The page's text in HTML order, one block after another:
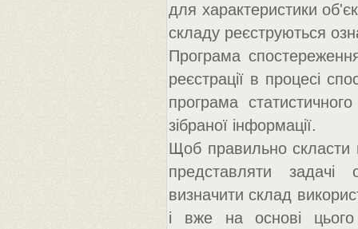
для характеристики
складу реєструються
Програма
реєстрації в процесі
програма
зібраної інформації.
Щоб правильно скласти
представляти
визначити склад
і вже на основі